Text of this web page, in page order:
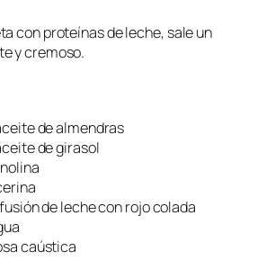
con proteínas de leche, sale un
y cremoso.
de almendras
de girasol
de leche con rojo colada
caústica